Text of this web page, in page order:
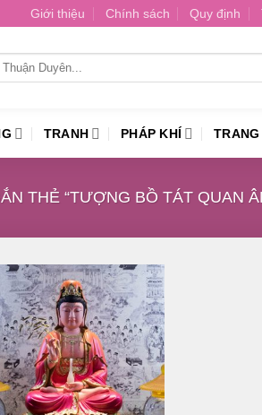
Giới thiệu Chính sách Quy định
TRANH PHÁP KHÍ TRANG
THẺ “TƯỢNG BỒ TÁT QUAN
Thêm
vào
danh
sách
yêu
thích